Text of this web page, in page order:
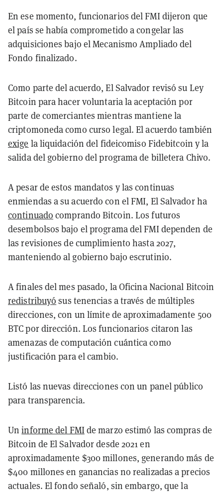
En ese momento, funcionarios del FMI dijeron que
el país se había comprometido a congelar las
adquisiciones bajo el Mecanismo Ampliado del
Fondo finalizado.
Como parte del acuerdo, El Salvador revisó su Ley
Bitcoin para hacer voluntaria la aceptación por
parte de comerciantes mientras mantiene la
criptomoneda como curso legal. El acuerdo también
exige la liquidación del fideicomiso Fidebitcoin y la
salida del gobierno del programa de billetera Chivo.
A pesar de estos mandatos y las continuas
enmiendas a su acuerdo con el FMI, El Salvador ha
continuado comprando Bitcoin. Los futuros
desembolsos bajo el programa del FMI dependen de
las revisiones de cumplimiento hasta 2027,
manteniendo al gobierno bajo escrutinio.
A finales del mes pasado, la Oficina Nacional Bitcoin
redistribuyó sus tenencias a través de múltiples
direcciones, con un límite de aproximadamente 500
BTC por dirección. Los funcionarios citaron las
amenazas de computación cuántica como
justificación para el cambio.
Listó las nuevas direcciones con un panel público
para transparencia.
Uninforme del FMIde marzo estimó las compras de
Bitcoin de El Salvador desde 2021 en
aproximadamente $300 millones, generando más de
$400 millones en ganancias no realizadas a precios
actuales. El fondo señaló, sin embargo, que la